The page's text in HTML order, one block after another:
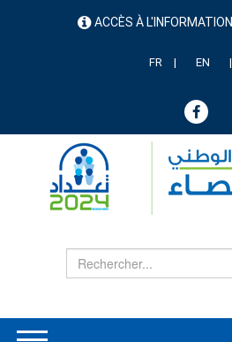
menu ACCÈS À L'INFORMATION
FR EN